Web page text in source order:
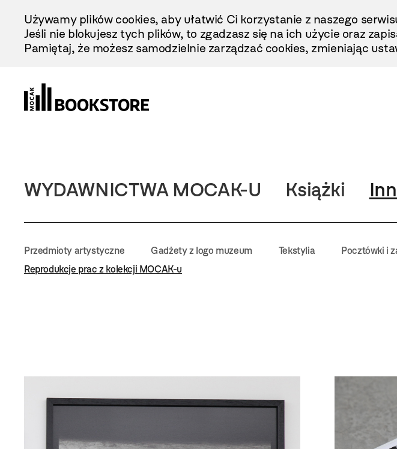
Treści
Używamy plików cookies, aby ułatwić Ci korzystanie z naszego
Jeśli nie blokujesz tych plików, to zgadzasz się na ich użycie oraz
Pamiętaj, że możesz samodzielnie zarządzać cookies, zmieniając
WYDAWNICTWA MOCAK-U Książki
Przedmioty artystyczne Gadżety z logo muzeum Tekstylia Pocztówki i
Reprodukcje prac z kolekcji MOCAK-u